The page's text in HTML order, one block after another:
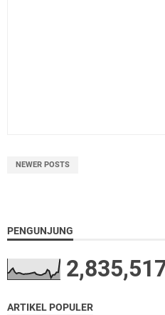
NEWER POSTS
PENGUNJUNG
ARTIKEL POPULER